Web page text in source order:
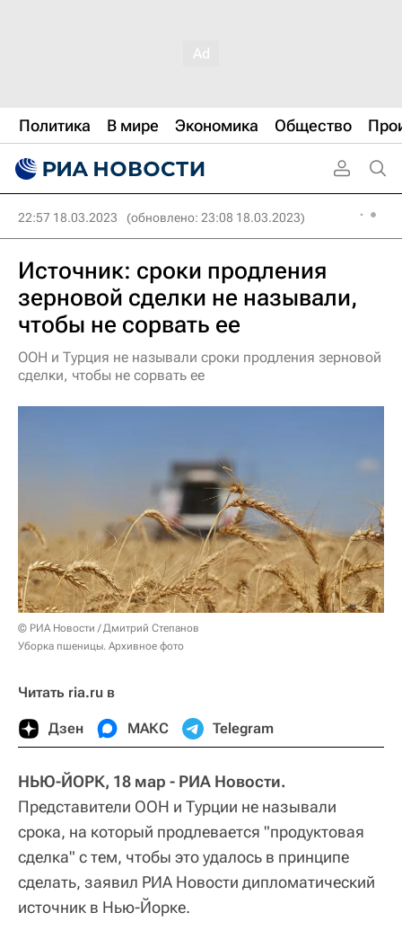
Политика В мире Экономика Общество
22:57 18.03.2023 (обновлено: 23:08 18.03.2023)
Источник: сроки продления
зерновой сделки не называли,
чтобы не сорвать ее
ООН и Турция не называли сроки продления зерновой
сделки, чтобы не сорвать ее
© РИА Новости / Дмитрий Степанов
Уборка пшеницы. Архивное фото
Читать ria.ru в
Дзен МАКС Telegram
НЬЮ-ЙОРК, 18 мар - РИА Новости.
Представители ООН и Турции не называли
срока, на который продлевается "продуктовая
сделка" с тем, чтобы это удалось в принципе
сделать, заявил РИА Новости дипломатический
источник в Нью-Йорке.